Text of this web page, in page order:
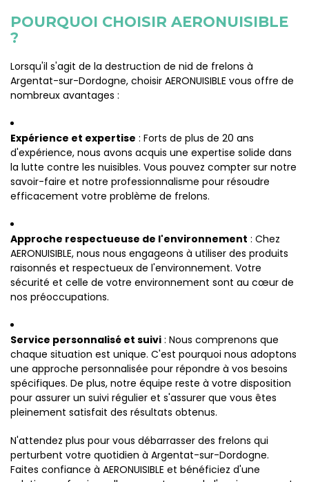
POURQUOI CHOISIR AERONUISIBLE
?
Lorsqu'il s'agit de la destruction de nid de frelons à
Argentat-sur-Dordogne, choisir AERONUISIBLE vous offre de
nombreux avantages :
Expérience et expertise : Forts de plus de 20 ans
d'expérience, nous avons acquis une expertise solide dans
la lutte contre les nuisibles. Vous pouvez compter sur notre
savoir-faire et notre professionnalisme pour résoudre
efficacement votre problème de frelons.
Approche respectueuse de l'environnement : Chez
AERONUISIBLE, nous nous engageons à utiliser des produits
raisonnés et respectueux de l'environnement. Votre
sécurité et celle de votre environnement sont au cœur de
nos préoccupations.
Service personnalisé et suivi : Nous comprenons que
chaque situation est unique. C'est pourquoi nous adoptons
une approche personnalisée pour répondre à vos besoins
spécifiques. De plus, notre équipe reste à votre disposition
pour assurer un suivi régulier et s'assurer que vous êtes
pleinement satisfait des résultats obtenus.
N'attendez plus pour vous débarrasser des frelons qui
perturbent votre quotidien à Argentat-sur-Dordogne.
Faites confiance à AERONUISIBLE et bénéficiez d'une